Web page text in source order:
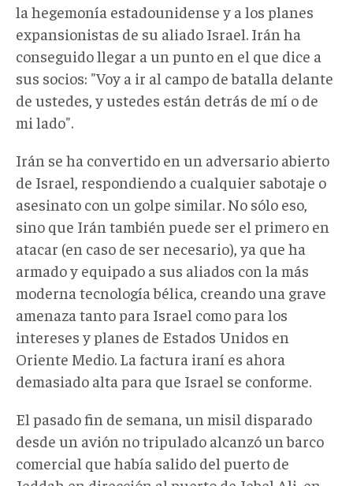
la hegemonía estadounidense y a los planes
expansionistas de su aliado Israel. Irán ha
conseguido llegar a un punto en el que dice a
sus socios: "Voy a ir al campo de batalla delante
de ustedes, y ustedes están detrás de mí o de
mi lado".
Irán se ha convertido en un adversario abierto
de Israel, respondiendo a cualquier sabotaje o
asesinato con un golpe similar. No sólo eso,
sino que Irán también puede ser el primero en
atacar (en caso de ser necesario), ya que ha
armado y equipado a sus aliados con la más
moderna tecnología bélica, creando una grave
amenaza tanto para Israel como para los
intereses y planes de Estados Unidos en
Oriente Medio. La factura iraní es ahora
demasiado alta para que Israel se conforme.
El pasado fin de semana, un misil disparado
desde un avión no tripulado alcanzó un barco
comercial que había salido del puerto de